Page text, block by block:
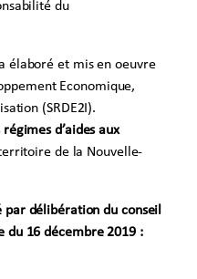
du
élaboré et mis en oeuvre
Economique,
(SRDE2I).
d’aides aux
de la Nouvelle-
par délibération du conseil
du 16 décembre 2019 :